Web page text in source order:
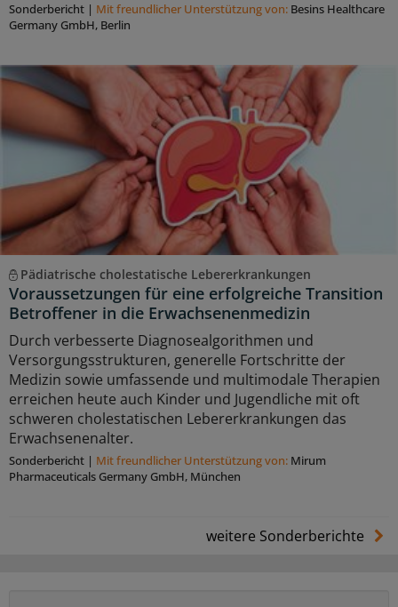
Sonderbericht | Mit freundlicher Unterstützung von: Besins Healthcare
Germany GmbH, Berlin
Pädiatrische cholestatische Lebererkrankungen
Voraussetzungen für eine erfolgreiche Transition
Betroffener in die Erwachsenenmedizin
Durch verbesserte Diagnosealgorithmen und
Versorgungsstrukturen, generelle Fortschritte der
Medizin sowie umfassende und multimodale Therapien
erreichen heute auch Kinder und Jugendliche mit oft
schweren cholestatischen Lebererkrankungen das
Erwachsenenalter.
Sonderbericht | Mit freundlicher Unterstützung von: Mirum
Pharmaceuticals Germany GmbH, München
weitere Sonderberichte